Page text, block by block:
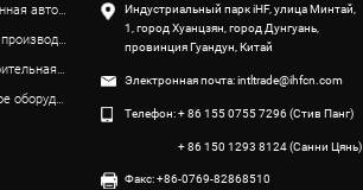
Промышленная автоматизация и робототехника
Передовое производство оборудования
Станкостроительная промышленность
Специальное оборудование
Индустриальный парк iHF, улица Минтай,
1, город Хуанцзян, город Дунгуань,
провинция Гуандун, Китай
Электронная почта:intltrade@ihfcn.com
Телефон:+ 86 155 0755 7296 (Стив Панг)
+ 86 150 1293 8124 (Санни Цянь)
Факс: +86-0769-82868510